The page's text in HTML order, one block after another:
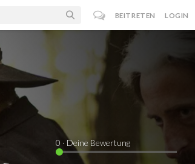
BEITRETEN LOGIN
0 · Deine Bewertung